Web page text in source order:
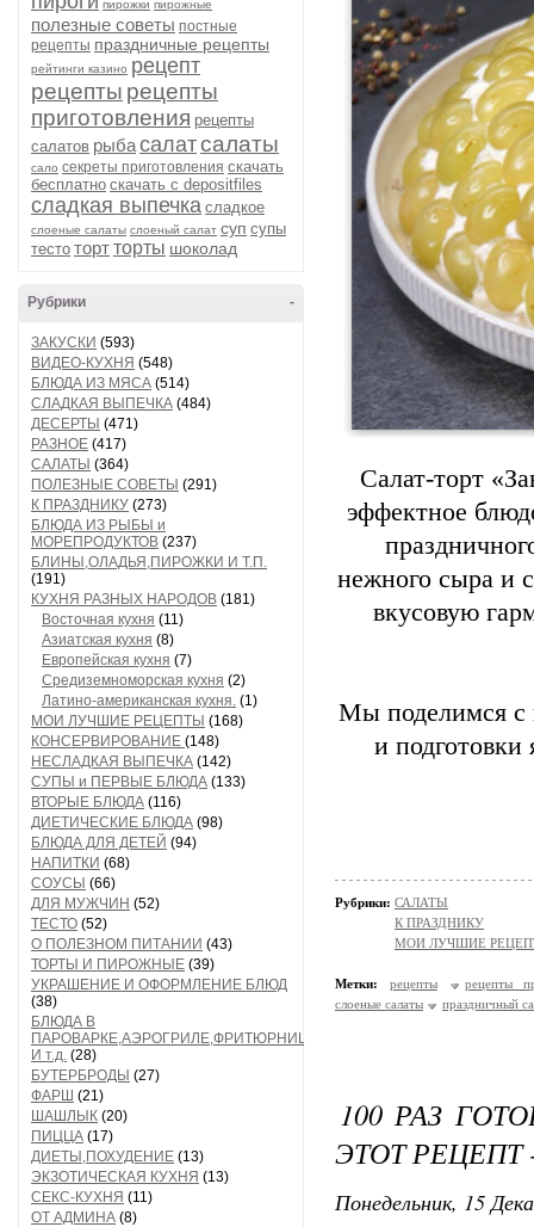
пирожки пирожные
полезные советы постные
рецепты праздничные рецепты
рейтинги казино рецепт
рецепты рецепты
приготовления рецепты
салатов рыбасалатсалаты
сало секреты приготовления скачать
бесплатно скачать с depositfiles
сладкая выпечка сладкое
слоеные салаты слоеный салат суп супы
тесто тортторты шоколад
-
Рубрики
ЗАКУСКИ (593)
ВИДЕО-КУХНЯ (548)
БЛЮДА ИЗ МЯСА (514)
СЛАДКАЯ ВЫПЕЧКА (484)
ДЕСЕРТЫ (471)
РАЗНОЕ (417)
САЛАТЫ (364)
ПОЛЕЗНЫЕ СОВЕТЫ (291)
К ПРАЗДНИКУ (273)
БЛЮДА ИЗ РЫБЫ и
МОРЕПРОДУКТОВ (237)
БЛИНЫ,ОЛАДЬЯ,ПИРОЖКИ И Т.П.
(191)
КУХНЯ РАЗНЫХ НАРОДОВ (181)
Восточная кухня (11)
Азиатская кухня (8)
Европейская кухня (7)
Средиземноморская кухня (2)
Латино-американская кухня. (1)
МОИ ЛУЧШИЕ РЕЦЕПТЫ (168)
КОНСЕРВИРОВАНИЕ (148)
НЕСЛАДКАЯ ВЫПЕЧКА (142)
СУПЫ и ПЕРВЫЕ БЛЮДА (133)
ВТОРЫЕ БЛЮДА (116)
ДИЕТИЧЕСКИЕ БЛЮДА (98)
БЛЮДА ДЛЯ ДЕТЕЙ (94)
НАПИТКИ (68)
СОУСЫ (66)
ДЛЯ МУЖЧИН (52)
ТЕСТО (52)
О ПОЛЕЗНОМ ПИТАНИИ (43)
ТОРТЫ И ПИРОЖНЫЕ (39)
УКРАШЕНИЕ И ОФОРМЛЕНИЕ БЛЮД
(38)
БЛЮДА В
ПАРОВАРКЕ,АЭРОГРИЛЕ,ФРИТЮРНИЦЕ
И т.д. (28)
БУТЕРБРОДЫ (27)
ФАРШ (21)
ШАШЛЫК (20)
ПИЦЦА (17)
ДИЕТЫ,ПОХУДЕНИЕ (13)
ЭКЗОТИЧЕСКАЯ КУХНЯ (13)
СЕКС-КУХНЯ (11)
ОТ АДМИНА (8)
Салат-торт
эффектное
нежного сыра и
вкусовую
Мы поделимся с
и подготовки
Рубрики: САЛАТЫ
К ПРАЗДНИКУ
МОИ ЛУЧШИЕ
Метки: рецепты
рецепты
слоеные салаты
праздничный
100 РАЗ
ЭТОТ
Понедельник, 15